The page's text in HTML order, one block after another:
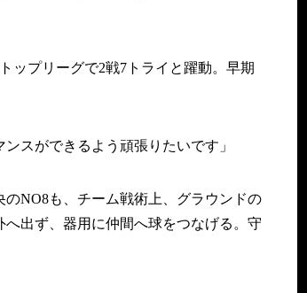
ップリーグで2戦7トライと躍動。早期
スができるよう頑張りたいです」
NO8も、チーム戦術上、グラウンドの
出ず、器用に仲間へ球をつなげる。守